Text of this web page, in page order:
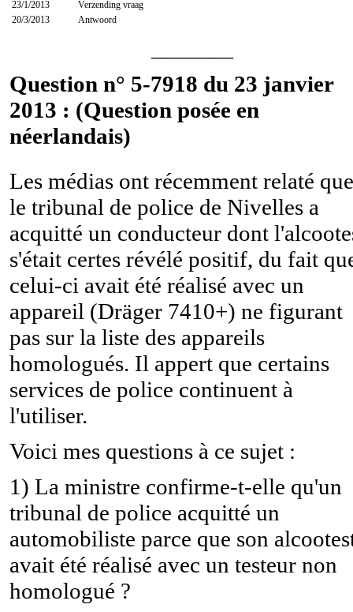
23/1/2013
Verzending vraag
20/3/2013
Antwoord
Question n° 5-7918 du 23 janvier
2013 : (Question posée en
néerlandais)
Les médias ont récemment relaté que
le tribunal de police de Nivelles a
acquitté un conducteur dont
s'était certes révélé positif, du fait
celui-ci avait été réalisé avec un
appareil (Dräger 7410+) ne figurant
pas sur la liste des appareils
homologués. Il appert que certains
services de police continuent à
l'utiliser.
Voici mes questions à ce sujet :
1) La ministre confirme-t-elle qu'un
tribunal de police acquitté un
automobiliste parce que son
avait été réalisé avec un testeur non
homologué ?